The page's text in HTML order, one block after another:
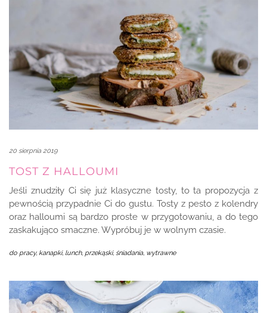
20 sierpnia 2019
TOST Z HALLOUMI
Jeśli znudziły Ci się już klasyczne tosty, to ta propozycja z
pewnością przypadnie Ci do gustu. Tosty z pesto z kolendry
oraz halloumi są bardzo proste w przygotowaniu, a do tego
zaskakująco smaczne. Wypróbuj je w wolnym czasie.
do pracy, kanapki, lunch, przekąski, śniadania, wytrawne